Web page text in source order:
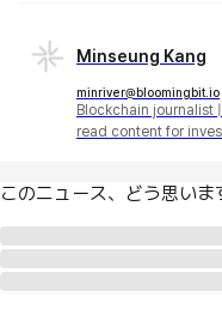
Minseung Kang
minriver@bloomingbit.io
Blockchain journalist
read content for
このニュース、どう思いま